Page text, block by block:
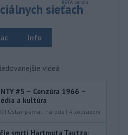
sieťach
Info
videá
#5 – Cenzúra 1966 –
a kultúra
| Ústav pamäti národa | 4 zobrazení
smrti Hartmuta Tautza: